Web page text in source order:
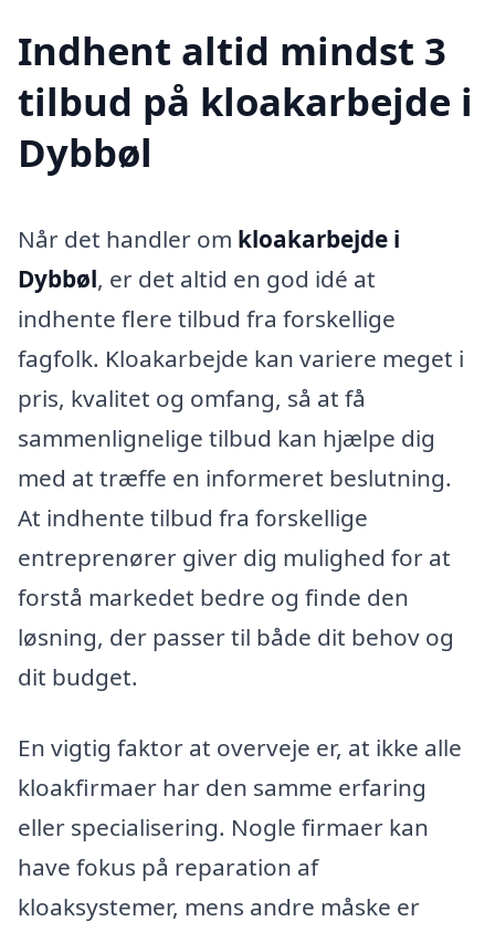
Indhent altid mindst 3
tilbud på kloakarbejde i
Dybbøl
Når det handler om kloakarbejde i
Dybbøl, er det altid en god idé at
indhente flere tilbud fra forskellige
fagfolk. Kloakarbejde kan variere meget i
pris, kvalitet og omfang, så at få
sammenlignelige tilbud kan hjælpe dig
med at træffe en informeret beslutning.
At indhente tilbud fra forskellige
entreprenører giver dig mulighed for at
forstå markedet bedre og finde den
løsning, der passer til både dit behov og
dit budget.
En vigtig faktor at overveje er, at ikke alle
kloakfirmaer har den samme erfaring
eller specialisering. Nogle firmaer kan
have fokus på reparation af
kloaksystemer, mens andre måske er